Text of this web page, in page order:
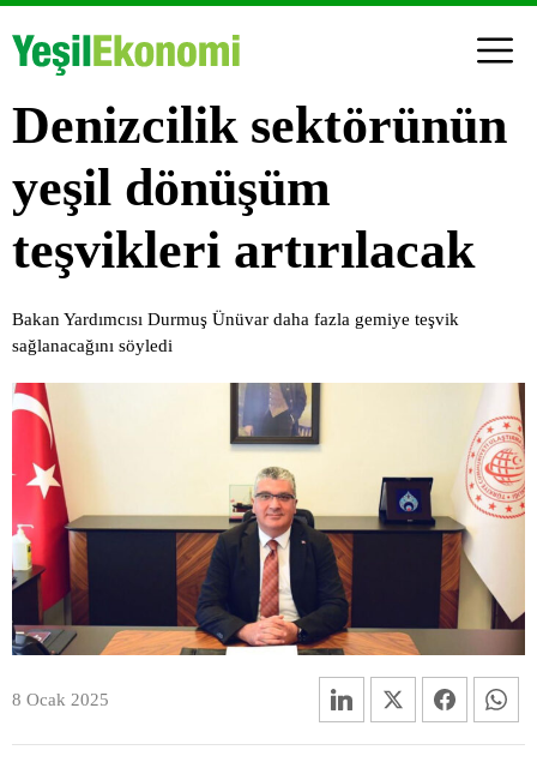
Denizcilik sektörünün
yeşil dönüşüm
teşvikleri artırılacak
Bakan Yardımcısı Durmuş Ünüvar daha fazla gemiye teşvik
sağlanacağını söyledi
8 Ocak 2025